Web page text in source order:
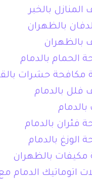
بالخبر
بالظهران
بالظهران
الحمام بالدمام
مكافحة حشرات
فلل بالدمام
فئران بالدمام
الوزغ بالدمام
مكيفات بالظهران
اتوماتيك الدمام